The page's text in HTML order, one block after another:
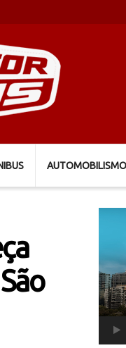
AUTOMOBILISMO